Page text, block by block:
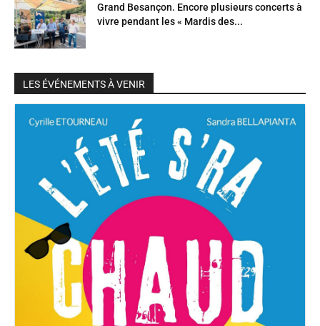
Grand Besançon. Encore plusieurs concerts à
vivre pendant les « Mardis des...
LES ÉVÉNEMENTS À VENIR